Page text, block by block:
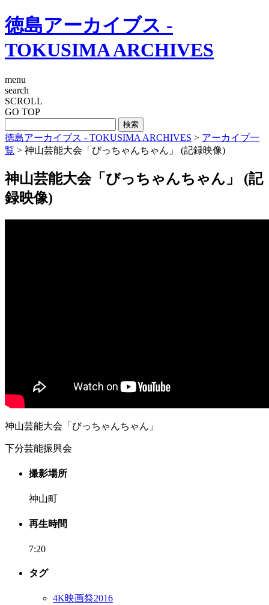
徳島アーカイブス -
TOKUSIMA ARCHIVES
menu
search
SCROLL
GO TOP
徳島アーカイブス - TOKUSIMA ARCHIVES > アーカイブ一
覧 > 神山芸能大会「びっちゃんちゃん」 (記録映像)
神山芸能大会「びっちゃんちゃん」 (記
録映像)
神山芸能大会「びっちゃんちゃん」
下分芸能振興会
撮影場所
神山町
再生時間
7:20
タグ
4K映画祭2016